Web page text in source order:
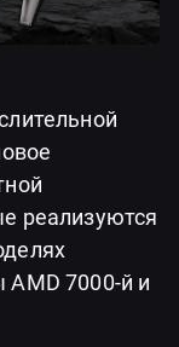
реализуются
7000-й и